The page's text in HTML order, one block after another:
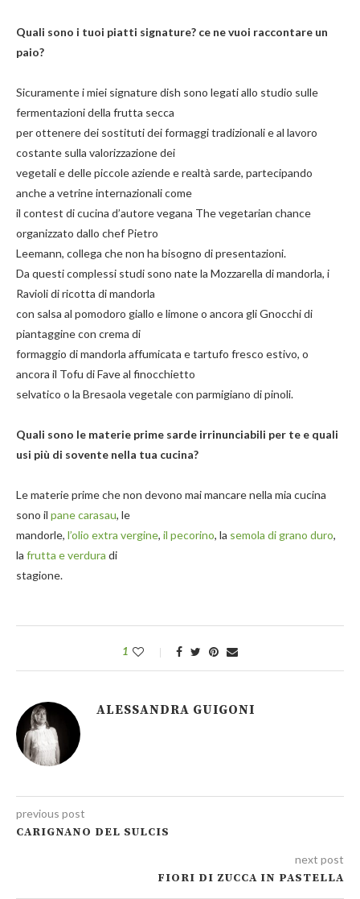
Quali sono i tuoi piatti signature? ce ne vuoi raccontare un
paio?
Sicuramente i miei signature dish sono legati allo studio sulle
fermentazioni della frutta secca
per ottenere dei sostituti dei formaggi tradizionali e al lavoro
costante sulla valorizzazione dei
vegetali e delle piccole aziende e realtà sarde, partecipando
anche a vetrine internazionali come
il contest di cucina d’autore vegana The vegetarian chance
organizzato dallo chef Pietro
Leemann, collega che non ha bisogno di presentazioni.
Da questi complessi studi sono nate la Mozzarella di mandorla, i
Ravioli di ricotta di mandorla
con salsa al pomodoro giallo e limone o ancora gli Gnocchi di
piantaggine con crema di
formaggio di mandorla affumicata e tartufo fresco estivo, o
ancora il Tofu di Fave al finocchietto
selvatico o la Bresaola vegetale con parmigiano di pinoli.
Quali sono le materie prime sarde irrinunciabili per te e quali
usi più di sovente nella tua cucina?
Le materie prime che non devono mai mancare nella mia cucina
sono il pane carasau, le
mandorle, l’olio extra vergine, il pecorino, la semola di grano duro,
la frutta e verdura di
stagione.
1
ALESSANDRA GUIGONI
previous post
CARIGNANO DEL SULCIS
next post
FIORI DI ZUCCA IN PASTELLA